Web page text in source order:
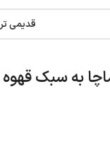
قدیمی تر
به سبک قهوه